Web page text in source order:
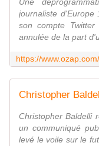
journaliste d'Europe
son compte
annulée de la part
Christopher Baldelli
un communiqué
levé le voile sur le